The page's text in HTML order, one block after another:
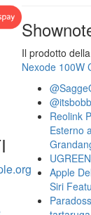
Il prodotto
Nexode 100W
Reolink
Esterno
Apple
Siri